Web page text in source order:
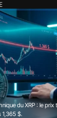
du XRP : le prix
1,365 $.